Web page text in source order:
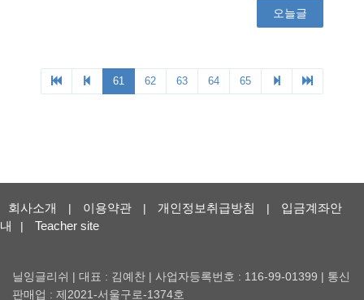
회사소개 | 이용약관 | 개인정보취급방침 |
입금계좌안
내
| Teacher site
닐잉글리쉬 | 대표 : 김예찬 | 사업자등록번호 : 116-99-01399 | 통신
판매업 : 제2021-서울구로-1374호